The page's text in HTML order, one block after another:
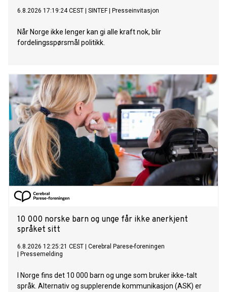
6.8.2026 17:19:24 CEST SINTEF| Presseinvitasjon
Når Norge ikke lenger kan gi alle kraft nok, blir
fordelingsspørsmål politikk.
10 000 norske barn og unge får ikke anerkjent
språket sitt
6.8.2026 12:25:21 CEST
Cerebral Parese-foreningen
Pressemelding
I Norge fins det 10 000 barn og unge som bruker ikke-talt
språk. Alternativ og supplerende kommunikasjon (ASK) er